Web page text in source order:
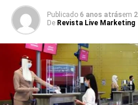
Publicado 6 anos atrásem
De Revista Live Marketing